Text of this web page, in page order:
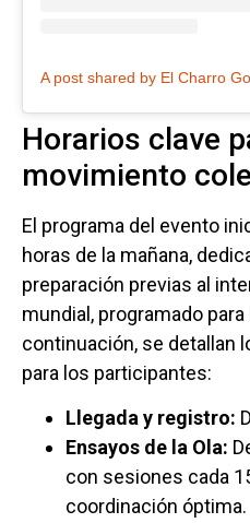
Horarios clave
movimiento
El programa del evento
horas de la mañana,
preparación previas al
mundial, programado
continuación, se detallan
para los participantes:
Llegada y registro:
Ensayos de la Ola:
con sesiones cada
coordinación óptima.